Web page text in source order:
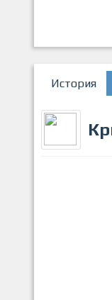
История